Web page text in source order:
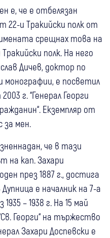
е, че е отбелязан
и Тракийски полк от
срещнах това на
полк. На него
Дичев, доктор по
монографии, е посветил
г. “Генерал Георги
Екземпляр от
за мен.
че в тази
на кап. Захари
през 1887 г., достига
е началник на 7-а
– 1938 г. На 15 май
Георги“ на тържество
Захари Доспевски е